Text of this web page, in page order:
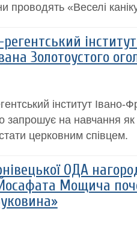
проводять «Веселі
Золотоустого
інститут Івано-
запрошує на навчання як
церковним співцем.
ОДА
Мощича